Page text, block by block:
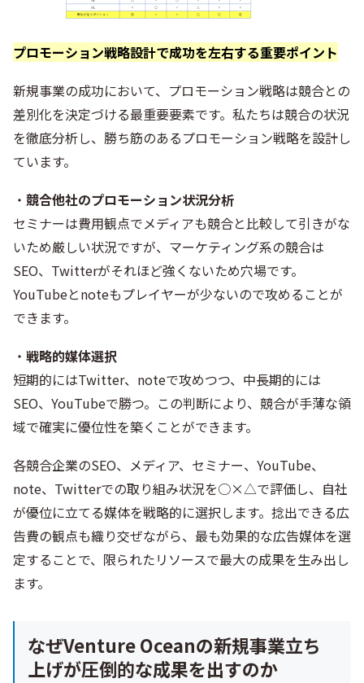
プロモーション戦略設計で成功を左右する重要ポイント
新規事業の成功において、プロモーション戦略は競合との
差別化を決定づける最重要要素です。私たちは競合の状況
を徹底分析し、勝ち筋のあるプロモーション戦略を設計し
ています。
・ 競合他社のプロモーション状況分析
セミナーは費用観点でメディアも競合と比較して引きがな
いため厳しい状況ですが、マーケティング系の競合は
SEO、Twitterがそれほど強くないため穴場です。
YouTubeとnoteもプレイヤーが少ないので攻めることが
できます。
・ 戦略的媒体選択
短期的にはTwitter、noteで攻めつつ、中長期的には
SEO、YouTubeで勝つ。この判断により、競合が手薄な領
域で確実に優位性を築くことができます。
各競合企業のSEO、メディア、セミナー、YouTube、
note、Twitterでの取り組み状況を○×△で評価し、自社
が優位に立てる媒体を戦略的に選択します。捻出できる広
告費の観点も織り交ぜながら、最も効果的な広告媒体を選
定することで、限られたリソースで最大の成果を生み出し
ます。
なぜVenture Oceanの新規事業立ち
上げが圧倒的な成果を出すのか